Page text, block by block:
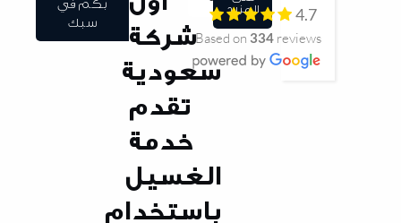
بكم في
شركة
سعودية
تقدم
خدمة
الغسيل
باستخدام
المزيد
Based on334reviews